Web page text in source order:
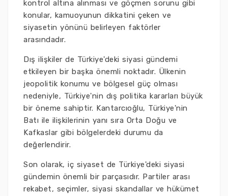
kontrol altına alınması ve göçmen sorunu gibi
konular, kamuoyunun dikkatini çeken ve
siyasetin yönünü belirleyen faktörler
arasındadır.
Dış ilişkiler de Türkiye'deki siyasi gündemi
etkileyen bir başka önemli noktadır. Ülkenin
jeopolitik konumu ve bölgesel güç olması
nedeniyle, Türkiye'nin dış politika kararları büyük
bir öneme sahiptir. Kantarcıoğlu, Türkiye'nin
Batı ile ilişkilerinin yanı sıra Orta Doğu ve
Kafkaslar gibi bölgelerdeki durumu da
değerlendirir.
Son olarak, iç siyaset de Türkiye'deki siyasi
gündemin önemli bir parçasıdır. Partiler arası
rekabet, seçimler, siyasi skandallar ve hükümet